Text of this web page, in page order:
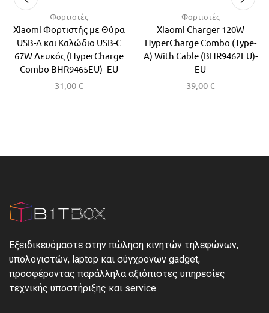
Φορτιστές
Xiaomi Φορτιστής με Θύρα
USB-A και Καλώδιο USB-C
67W Λευκός (HyperCharge
Combo BHR9465EU)- EU
31,00€
Φορτιστές
Xiaomi Charger 120W
HyperCharge Combo (Type-
A) With Cable (BHR9462EU)-
EU
39,00€
Εξειδικευόμαστε στην πώληση κινητών τηλεφώνων,
υπολογιστών, laptop και σύγχρονων gadget,
προσφέροντας παράλληλα αξιόπιστες υπηρεσίες
τεχνικής υποστήριξης και service.